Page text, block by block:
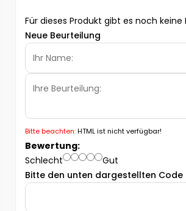
Für dieses Produkt gibt es noch keine
Neue Beurteilung
Bitte beachten:HTML ist nicht verfügbar!
Bewertung:
Schlecht
Gut
Bitte den unten dargestellten Code